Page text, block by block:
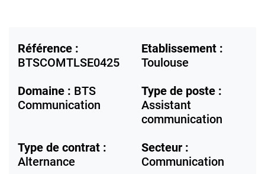
Référence :
BTSCOMTLSE0425
Etablissement :
Toulouse
Domaine : BTS
Communication
Type de poste :
Assistant
communication
Type de contrat :
Alternance
Secteur :
Communication